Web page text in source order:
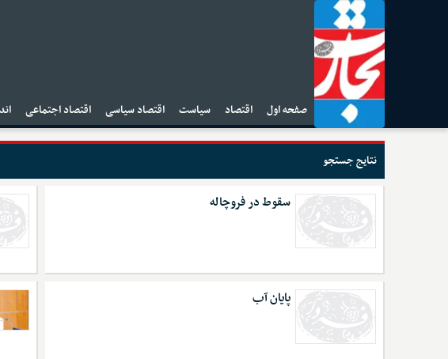
صفحه اول اقتصاد سیاست اقتصاد سیاسی اقتصاد اجتماعی
نتایج جستجو
سقوط در فروچاله
پایان آب